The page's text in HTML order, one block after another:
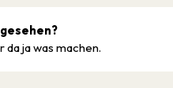
da ja was machen.